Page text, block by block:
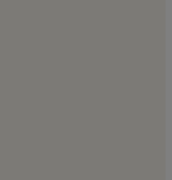
Lange Gasse
Beethovengang
Rennweg